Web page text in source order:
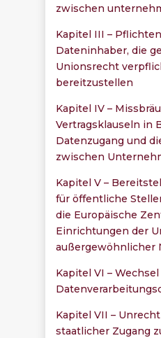
zwischen
Kapitel III –
Dateninhaber, die
Unionsrecht
bereitzustellen
Kapitel IV –
Vertragsklauseln in
Datenzugang und
zwischen
Kapitel V –
für öffentliche
die Europäische
Einrichtungen der
außergewöhnlicher
Kapitel VI –
Kapitel VII –
staatlicher Zugang